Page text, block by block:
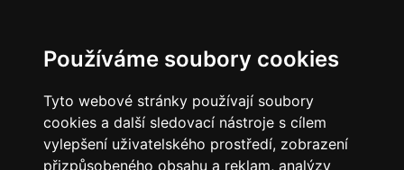
Používáme soubory cookies
Tyto webové stránky používají soubory
cookies a další sledovací nástroje s cílem
vylepšení uživatelského prostředí, zobrazení
přizpůsobeného obsahu a reklam, analýzy